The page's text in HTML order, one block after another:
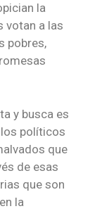
la
votan a las
pobres,
y busca es
políticos
que
de esas
que son
la